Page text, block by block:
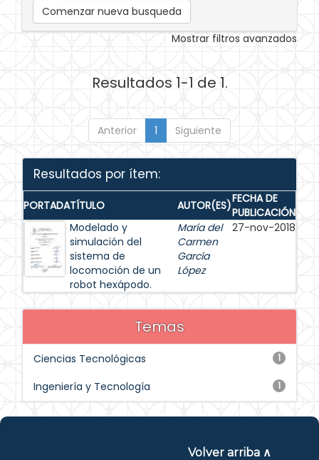
Comenzar nueva busqueda
Mostrar filtros avanzados
Resultados 1-1 de 1.
Anterior 1 Siguiente
Resultados por ítem:
PORTADATÍTULO AUTOR(ES)FECHA DE
PUBLICACIÓN
Modelado y
simulación del
sistema de
locomoción de un
robot hexápodo.
María del
Carmen
García
López
27-nov-2018
Temas
1
Ciencias Tecnológicas
1
Ingeniería y Tecnología
Volver arriba ∧